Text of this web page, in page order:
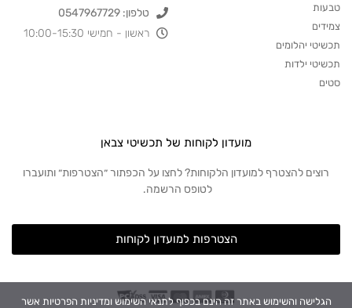
טבעות
צמידים
תכשיטי יהלומים
תכשיטי ילדות
סטים
טלפון: 0547967729
ראשון - חמישי 10:00-15:30
מועדון לקוחות של תכשיטי צבאן
רוצים להצטרף למועדון הלקוחות? לחצו על הכפתור ״הצטרפות״ ותועברו
לטופס הרשמה.
הצטרפות למועדון לקוחות
הגלישה והשימוש באתר זה הינם בכפוף לתנאי השימוש ומדיניות הפרטיות אשר